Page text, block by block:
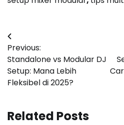
Post
navigation
Previous:
Standalone vs Modular DJ
Setup: Mana Lebih
Fleksibel di 2025?
Related Posts